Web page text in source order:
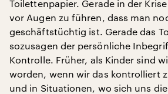
Toilettenpapier. Gerade in der
vor Augen zu führen, dass man
geschäftstüchtig ist. Gerade das
sozusagen der persönliche
Kontrolle. Früher, als Kinder sind
worden, wenn wir das kontrolliert
und in Situationen, wo sich uns